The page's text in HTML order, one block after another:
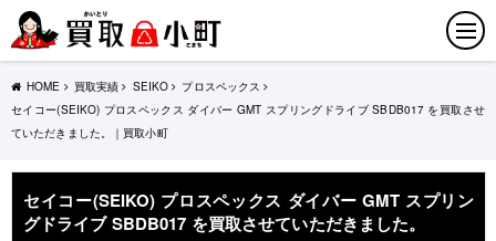
HOME 買取実績 SEIKO
プロスペックス
セイコー(SEIKO) プロスペックス ダイバー GMT スプリングドライブ SBDB017 を買取させ
ていただきました。｜買取小町
セイコー(SEIKO) プロスペックス ダイバー GMT スプリン
グドライブ SBDB017 を買取させていただきました。